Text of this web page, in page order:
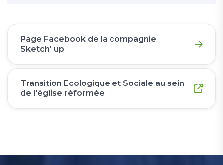
Page Facebook de la compagnie
Sketch' up
Transition Ecologique et Sociale au sein
de l'église réformée